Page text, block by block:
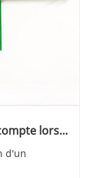
lors
d'un